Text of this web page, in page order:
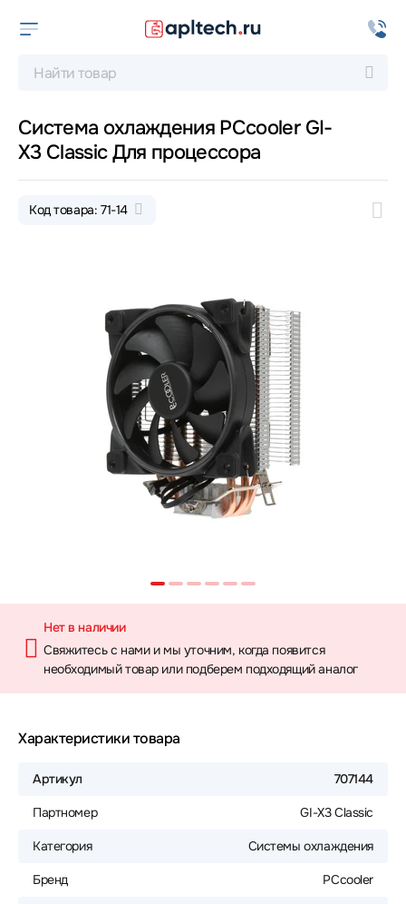
Система охлаждения PCcooler GI-
X3 Classic Для процессора
Код товара: 71-14
Нет в наличии
Свяжитесь с нами и мы уточним, когда появится
необходимый товар или подберем подходящий аналог
Характеристики товара
Артикул 707144
Партномер GI-X3 Classic
Категория Системы охлаждения
Бренд PCcooler